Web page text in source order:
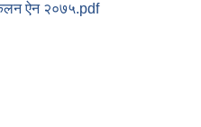
ऐन २०७५.pdf